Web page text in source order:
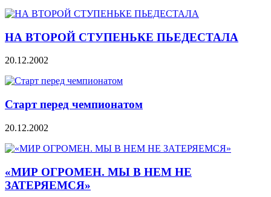
НА ВТОРОЙ СТУПЕНЬКЕ ПЬЕДЕСТАЛА
20.12.2002
Старт перед чемпионатом
20.12.2002
«МИР ОГРОМЕН. МЫ В НЕМ НЕ
ЗАТЕРЯЕМСЯ»